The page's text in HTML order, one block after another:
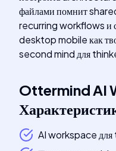
файлами помнит
recurring workflows и
desktop mobile как
second mind для
Ottermind AI
AI workspace